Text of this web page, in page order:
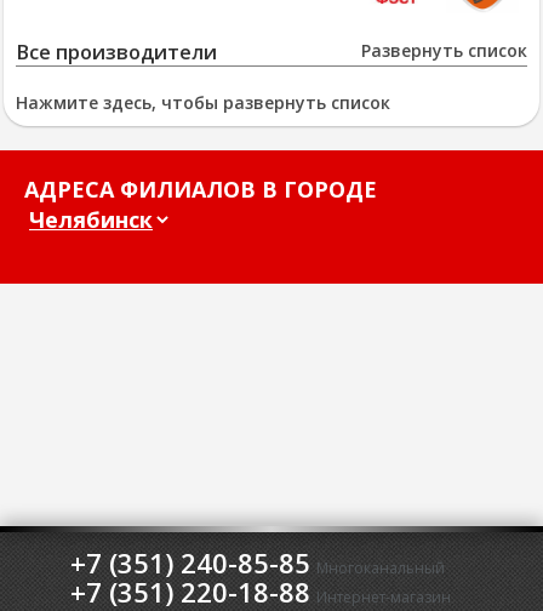
Развернуть список
Все производители
Нажмите здесь, чтобы развернуть список
АДРЕСА ФИЛИАЛОВ В ГОРОДЕ
+7 (351) 240-85-85 Многоканальный
+7 (351) 220-18-88 Интернет-магазин